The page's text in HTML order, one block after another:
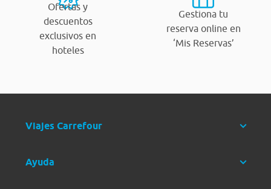
Ofertas y
descuentos
exclusivos en
hoteles
Gestiona tu
reserva online en
‘Mis Reservas’
Viajes Carrefour
Ayuda